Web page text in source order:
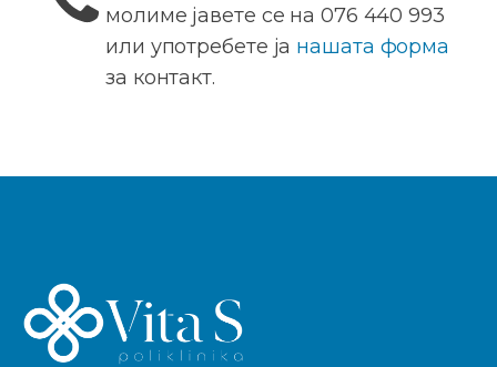
молиме јавете се на 076 440 993
или употребете ја нашата форма
за контакт.